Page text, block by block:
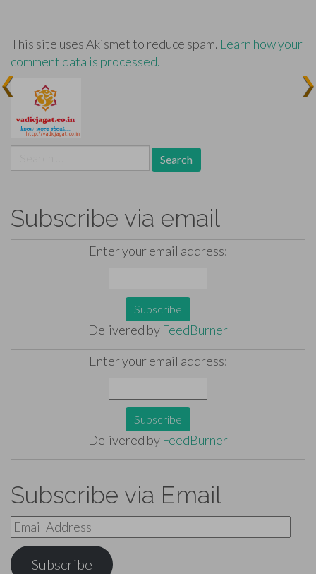
This site uses Akismet to reduce spam. Learn how your
comment data is processed.
for:
Subscribe via email
Enter your email address:
Delivered by FeedBurner
Enter your email address:
Delivered by FeedBurner
Subscribe via Email
Email
Address
Subscribe